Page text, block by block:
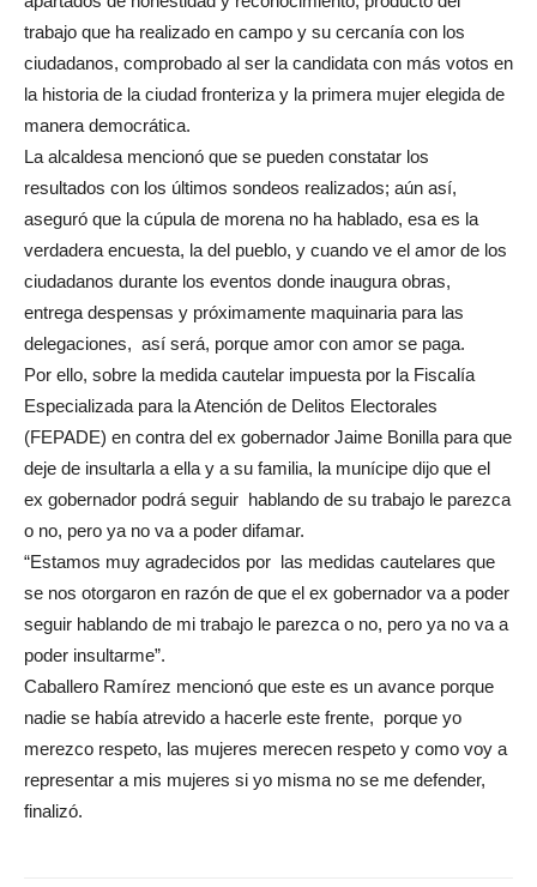
trabajo que ha realizado en campo y su cercanía con los
ciudadanos, comprobado al ser la candidata con más votos en
la historia de la ciudad fronteriza y la primera mujer elegida de
manera democrática.
La alcaldesa mencionó que se pueden constatar los
resultados con los últimos sondeos realizados; aún así,
aseguró que la cúpula de morena no ha hablado, esa es la
verdadera encuesta, la del pueblo, y cuando ve el amor de los
ciudadanos durante los eventos donde inaugura obras,
entrega despensas y próximamente maquinaria para las
delegaciones, así será, porque amor con amor se paga.
Por ello, sobre la medida cautelar impuesta por la Fiscalía
Especializada para la Atención de Delitos Electorales
(FEPADE) en contra del ex gobernador Jaime Bonilla para que
deje de insultarla a ella y a su familia, la munícipe dijo que el
ex gobernador podrá seguir hablando de su trabajo le parezca
o no, pero ya no va a poder difamar.
“Estamos muy agradecidos por las medidas cautelares que
se nos otorgaron en razón de que el ex gobernador va a poder
seguir hablando de mi trabajo le parezca o no, pero ya no va a
poder insultarme”.
Caballero Ramírez mencionó que este es un avance porque
nadie se había atrevido a hacerle este frente, porque yo
merezco respeto, las mujeres merecen respeto y como voy a
representar a mis mujeres si yo misma no se me defender,
finalizó.